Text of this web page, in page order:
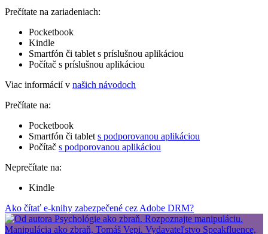
Prečítate na zariadeniach:
Pocketbook
Kindle
Smartfón či tablet s príslušnou aplikáciou
Počítač s príslušnou aplikáciou
Viac informácií v našich návodoch
Prečítate na:
Pocketbook
Smartfón či tablet s podporovanou aplikáciou
Počítač s podporovanou aplikáciou
Neprečítate na:
Kindle
Ako čítať e-knihy zabezpečené cez Adobe DRM?